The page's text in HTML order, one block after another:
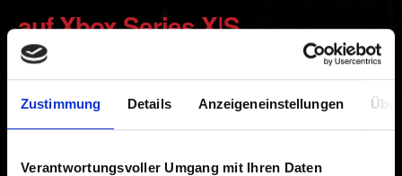
Zustimmung Details Anzeigeneinstellungen
Verantwortungsvoller Umgang mit Ihren Daten
auf Xbox Series X|S
Erstellt vor 5 Jahren Aktualisiert vor 7 Monaten
auf Xbox One aufgehört hast. Stelle sicher, dass du mit